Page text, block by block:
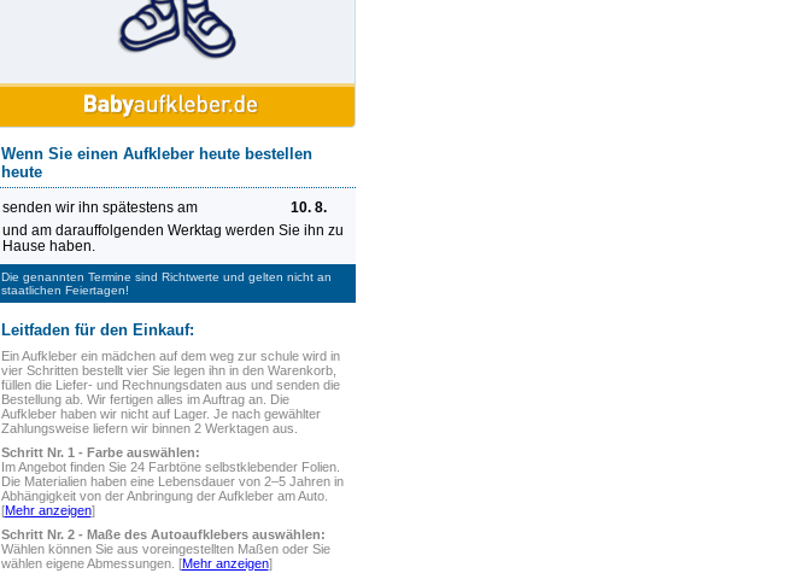
Wenn Sie einen Aufkleber heute bestellen
heute
senden wir ihn spätestens am
10. 8.
und am darauffolgenden Werktag werden Sie ihn zu
Hause haben.
Die genannten Termine sind Richtwerte und gelten nicht an
staatlichen Feiertagen!
Leitfaden für den Einkauf:
Ein Aufkleber ein mädchen auf dem weg zur schulewird in
vier Schritten bestellt vier Sie legen ihn in den Warenkorb,
füllen die Liefer- und Rechnungsdaten aus und senden die
Bestellung ab. Wir fertigen alles im Auftrag an. Die
Aufkleber haben wir nicht auf Lager. Je nach gewählter
Zahlungsweise liefern wir binnen 2 Werktagen aus.
Schritt Nr. 1 - Farbe auswählen:
Im Angebot finden Sie 24 Farbtöne selbstklebender Folien.
Die Materialien haben eine Lebensdauer von 2–5 Jahren in
Abhängigkeit von der Anbringung der Aufkleber am Auto.
[Mehr anzeigen]
Schritt Nr. 2 - Maße des Autoaufklebers auswählen:
Wählen können Sie aus voreingestellten Maßen oder Sie
wählen eigene Abmessungen. [Mehr anzeigen]